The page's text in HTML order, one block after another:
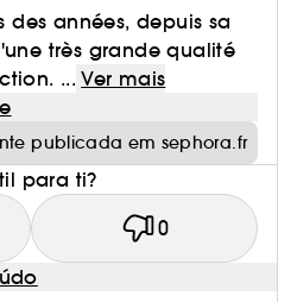
des années, depuis sa
très grande qualité
... Ver mais
publicada em sephora.fr
para ti?
0